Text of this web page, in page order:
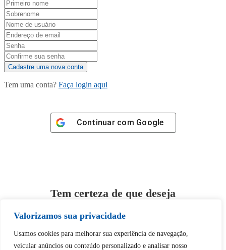
Valorizamos sua privacidade
Usamos cookies para melhorar sua experiência de navegação,
veicular anúncios ou conteúdo personalizado e analisar nosso
Tem uma conta? Faça login aqui
Continuar com Google
Tem certeza de que deseja
Desbloquear esquerda : 0